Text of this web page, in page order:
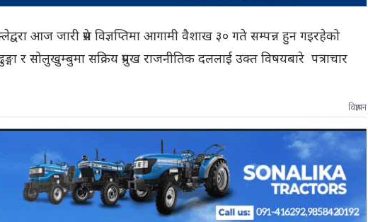
आज जारी प्रेस विज्ञप्तिमा आगामी वैशाख ३० गते सम्पन्न हुन गइरहेको
र सोलुखुम्बुमा सक्रिय प्रमुख राजनीतिक दललाई उक्त विषयबारे पत्राचार
विज्ञापन